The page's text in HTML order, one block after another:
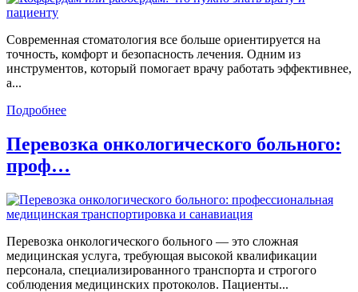
Современная стоматология все больше ориентируется на
точность, комфорт и безопасность лечения. Одним из
инструментов, который помогает врачу работать эффективнее,
а...
Подробнее
Перевозка онкологического больного:
проф…
Перевозка онкологического больного — это сложная
медицинская услуга, требующая высокой квалификации
персонала, специализированного транспорта и строгого
соблюдения медицинских протоколов. Пациенты...